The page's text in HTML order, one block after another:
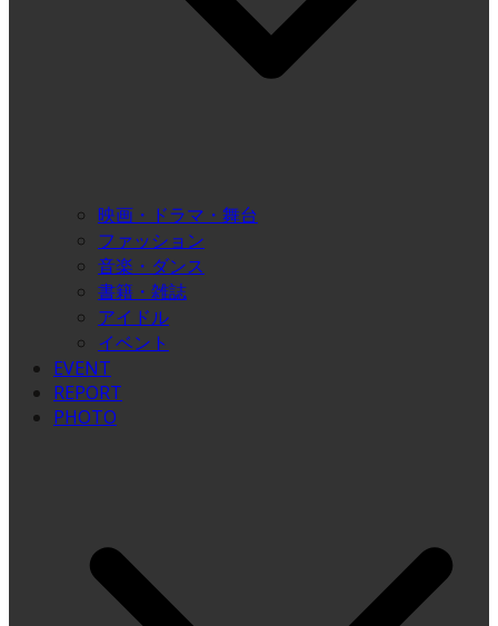
映画・ドラマ・舞台
ファッション
音楽・ダンス
書籍・雑誌
アイドル
イベント
EVENT
REPORT
PHOTO